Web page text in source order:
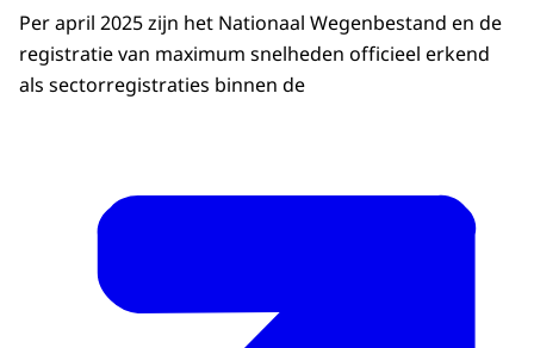
Per april 2025 zijn het Nationaal Wegenbestand en de
registratie van maximum snelheden officieel erkend
als sectorregistraties binnen de